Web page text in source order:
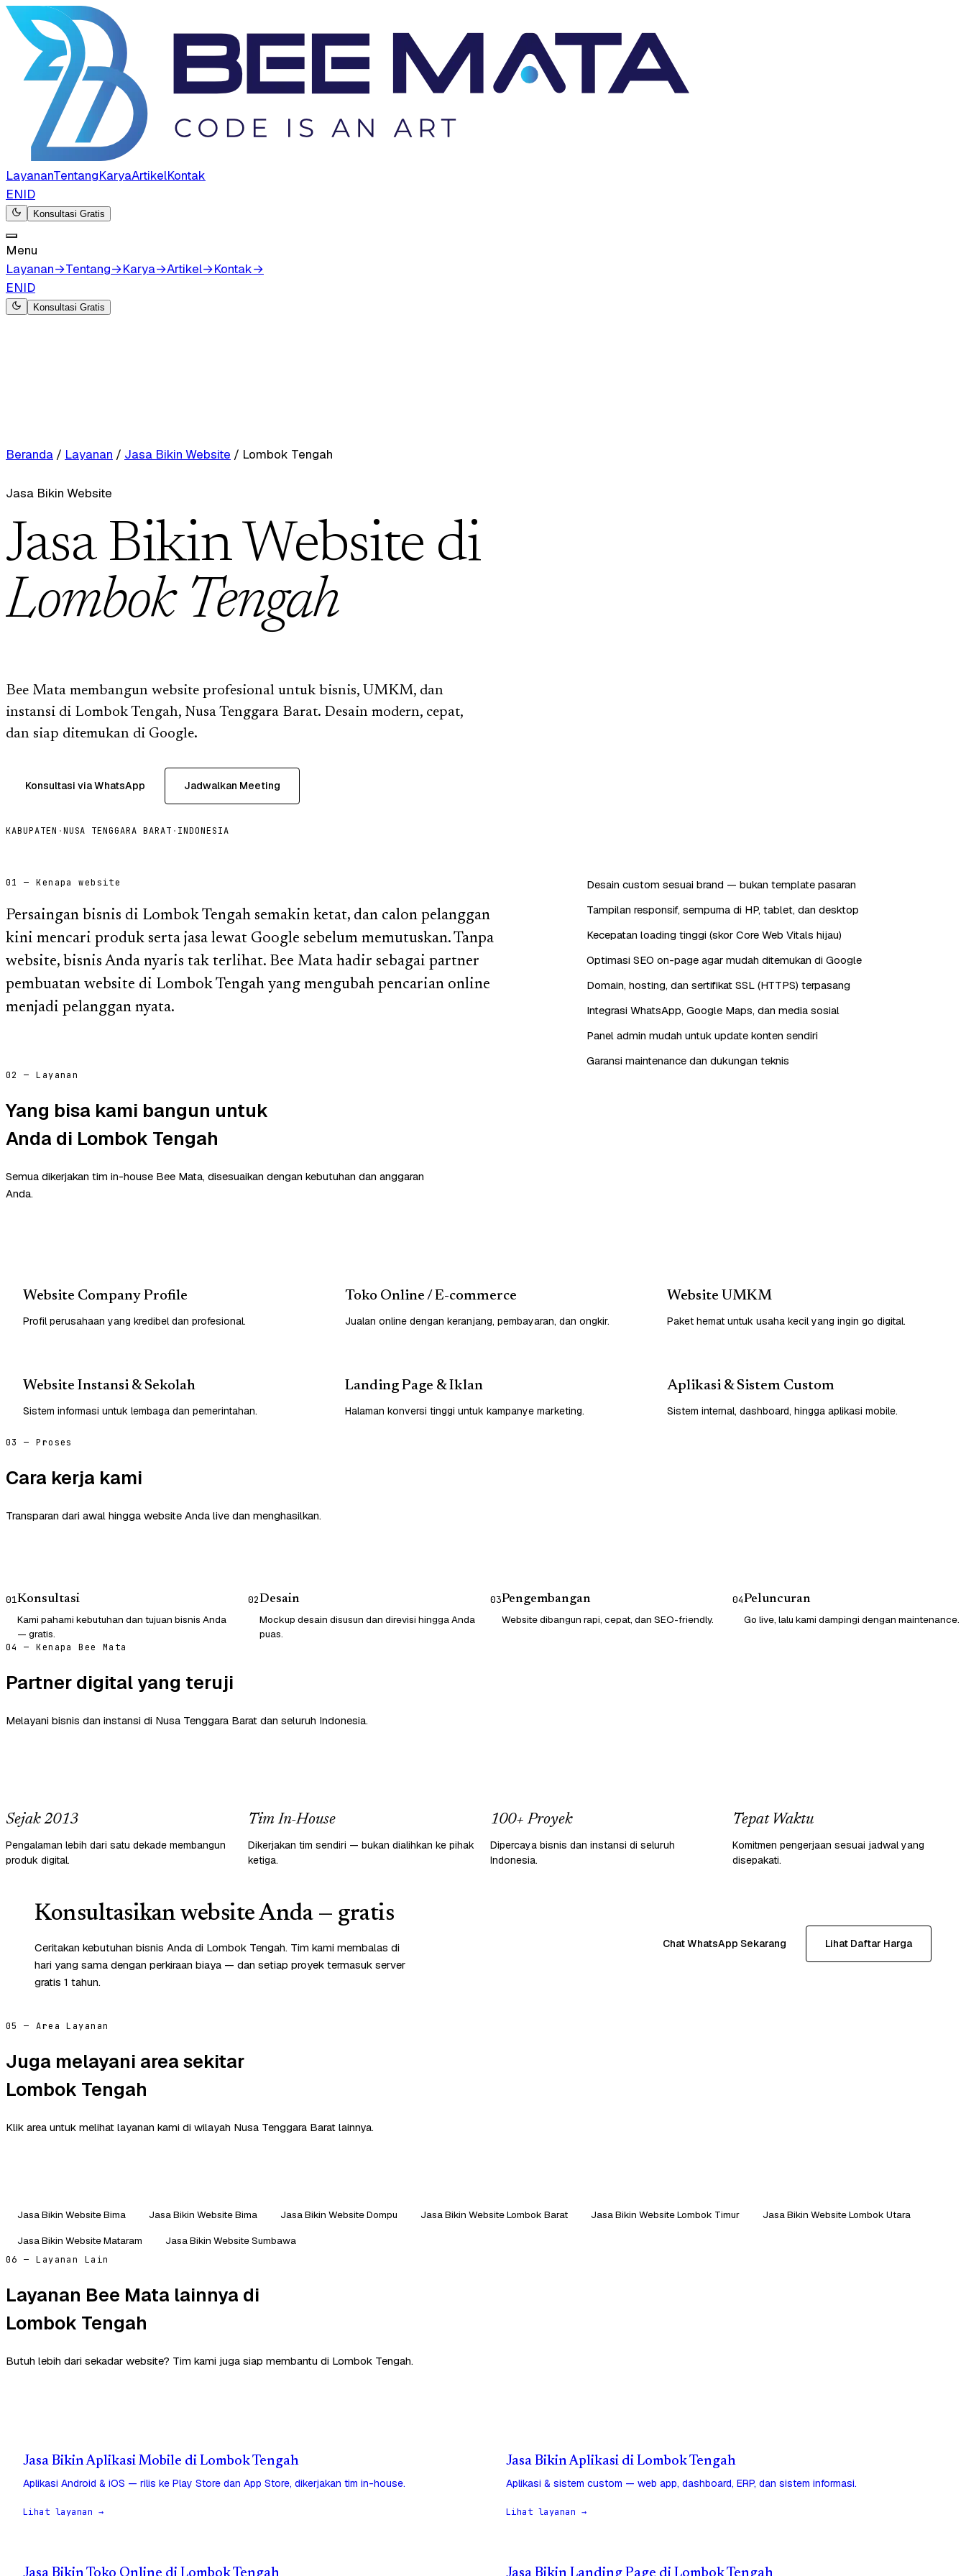
LayananTentangKaryaArtikelKontak
ENID
Konsultasi Gratis
Menu
Layanan→Tentang→Karya→Artikel→Kontak→
ENID
Konsultasi Gratis
Beranda / Layanan / Jasa Bikin Website / Lombok Tengah
Jasa Bikin Website
Jasa Bikin Website di
Lombok Tengah
Bee Mata membangun website profesional untuk bisnis, UMKM, dan
instansi di Lombok Tengah, Nusa Tenggara Barat. Desain modern, cepat,
dan siap ditemukan di Google.
Konsultasi via WhatsApp Jadwalkan Meeting
KABUPATEN ·NUSA TENGGARA BARAT · INDONESIA
01 — Kenapa website
Persaingan bisnis di Lombok Tengah semakin ketat, dan calon pelanggan
kini mencari produk serta jasa lewat Google sebelum memutuskan. Tanpa
website, bisnis Anda nyaris tak terlihat. Bee Mata hadir sebagai partner
pembuatan website di Lombok Tengah yang mengubah pencarian online
menjadi pelanggan nyata.
Desain custom sesuai brand — bukan template pasaran
Tampilan responsif, sempurna di HP, tablet, dan desktop
Kecepatan loading tinggi (skor Core Web Vitals hijau)
Optimasi SEO on-page agar mudah ditemukan di Google
Domain, hosting, dan sertifikat SSL (HTTPS) terpasang
Integrasi WhatsApp, Google Maps, dan media sosial
Panel admin mudah untuk update konten sendiri
Garansi maintenance dan dukungan teknis
02 — Layanan
Yang bisa kami bangun untuk
Anda di Lombok Tengah
Semua dikerjakan tim in-house Bee Mata, disesuaikan dengan kebutuhan dan anggaran
Anda.
Website Company Profile
Profil perusahaan yang kredibel dan profesional.
Toko Online / E-commerce
Jualan online dengan keranjang, pembayaran, dan ongkir.
Website UMKM
Paket hemat untuk usaha kecil yang ingin go digital.
Website Instansi & Sekolah
Sistem informasi untuk lembaga dan pemerintahan.
Landing Page & Iklan
Halaman konversi tinggi untuk kampanye marketing.
Aplikasi & Sistem Custom
Sistem internal, dashboard, hingga aplikasi mobile.
03 — Proses
Cara kerja kami
Transparan dari awal hingga website Anda live dan menghasilkan.
01Konsultasi
Kami pahami kebutuhan dan tujuan bisnis Anda
— gratis.
02Desain
Mockup desain disusun dan direvisi hingga Anda
puas.
03Pengembangan
Website dibangun rapi, cepat, dan SEO-friendly.
04Peluncuran
Go live, lalu kami dampingi dengan maintenance.
04 — Kenapa Bee Mata
Partner digital yang teruji
Melayani bisnis dan instansi di Nusa Tenggara Barat dan seluruh Indonesia.
Sejak 2013
Pengalaman lebih dari satu dekade membangun
produk digital.
Tim In-House
Dikerjakan tim sendiri — bukan dialihkan ke pihak
ketiga.
100+ Proyek
Dipercaya bisnis dan instansi di seluruh
Indonesia.
Tepat Waktu
Komitmen pengerjaan sesuai jadwal yang
disepakati.
Konsultasikan website Anda — gratis
Ceritakan kebutuhan bisnis Anda di Lombok Tengah. Tim kami membalas di
hari yang sama dengan perkiraan biaya — dan setiap proyek termasuk server
gratis 1 tahun.
Chat WhatsApp Sekarang Lihat Daftar Harga
05 — Area Layanan
Juga melayani area sekitar
Lombok Tengah
Klik area untuk melihat layanan kami di wilayah Nusa Tenggara Barat lainnya.
Jasa Bikin Website Bima Jasa Bikin Website Bima Jasa Bikin Website Dompu Jasa Bikin Website Lombok Barat Jasa Bikin Website Lombok Timur
Jasa Bikin Website Lombok Utara
Jasa Bikin Website Mataram
Jasa Bikin Website Sumbawa
06 — Layanan Lain
Layanan Bee Mata lainnya di
Lombok Tengah
Butuh lebih dari sekadar website? Tim kami juga siap membantu di Lombok Tengah.
Jasa Bikin Aplikasi Mobile di Lombok Tengah
Aplikasi Android & iOS — rilis ke Play Store dan App Store, dikerjakan tim in-house.
Lihat layanan →
Jasa Bikin Aplikasi di Lombok Tengah
Aplikasi & sistem custom — web app, dashboard, ERP, dan sistem informasi.
Lihat layanan →